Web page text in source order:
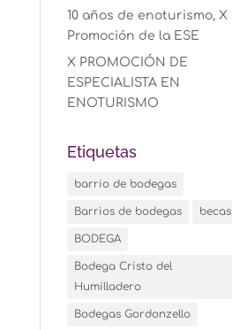
10 años de enoturismo, X
Promoción de la ESE
X PROMOCIÓN DE
ESPECIALISTA EN
ENOTURISMO
Etiquetas
barrio de bodegas
Barrios de bodegas becas
BODEGA
Bodega Cristo del
Humilladero
Bodegas Gordonzello